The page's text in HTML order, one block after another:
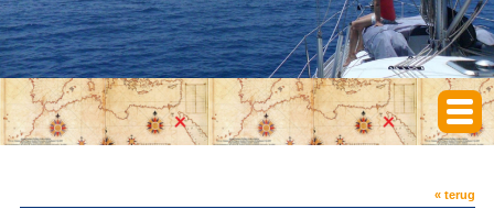
« terug